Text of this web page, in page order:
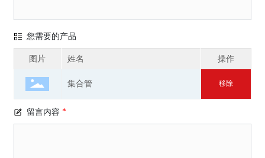
您需要的产品
图片
姓名
操作
集合管
移除
留言内容